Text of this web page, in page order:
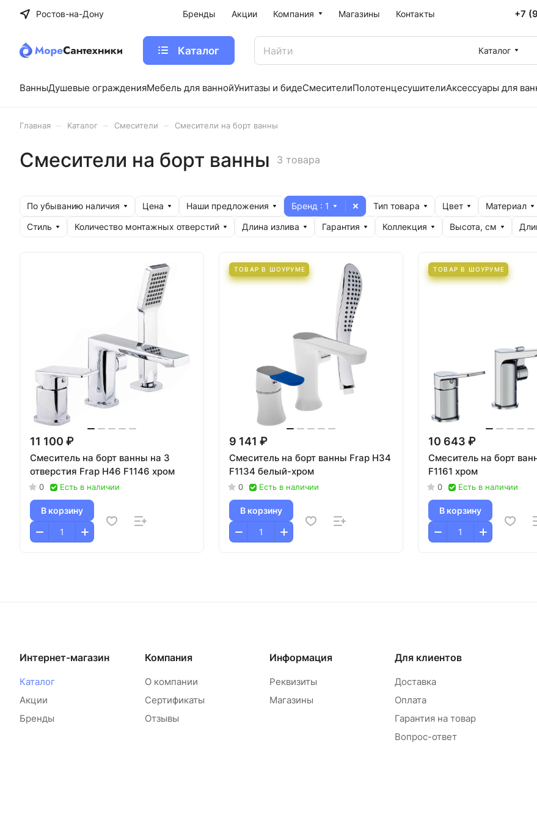
Ростов-на-Дону Бренды Акции Компания Магазины Контакты +7
Каталог
Каталог
ВанныДушевые огражденияМебель для ваннойУнитазы и бидеСмесителиПолотенцесушителиАксессуары для
Главная Каталог Cмесители Смесители на борт ванны
Смесители на борт ванны 3 товара
По убыванию наличия Цена Наши предложения Бренд : 1 Тип товара Цвет Материал
Стиль
Количество монтажных отверстий Длина излива Гарантия Коллекция Высота, см
11 100 ₽
Смеситель на борт ванны на 3
отверстия Frap H46 F1146 хром
0 Есть в наличии
В корзину
ТОВАР В ШОУРУМЕ
9 141 ₽
Смеситель на борт ванны Frap H34
F1134 белый-хром
0 Есть в наличии
В корзину
ТОВАР В ШОУРУМЕ
10 643 ₽
Смеситель на борт
F1161 хром
0 Есть в наличии
В корзину
Интернет-магазин
Каталог
Акции
Бренды
Компания
О компании
Сертификаты
Отзывы
Информация
Реквизиты
Магазины
Для клиентов
Доставка
Оплата
Гарантия на товар
Вопрос-ответ